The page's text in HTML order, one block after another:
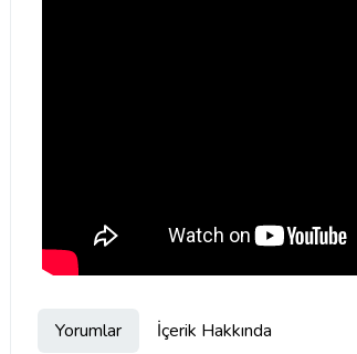
Yorumlar İçerik Hakkında